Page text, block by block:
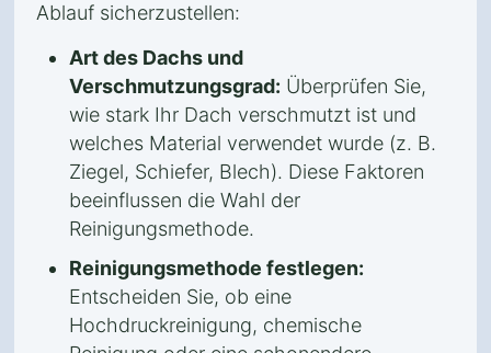
Ablauf sicherzustellen:
Art des Dachs und
Verschmutzungsgrad: Überprüfen Sie,
wie stark Ihr Dach verschmutzt ist und
welches Material verwendet wurde (z. B.
Ziegel, Schiefer, Blech). Diese Faktoren
beeinflussen die Wahl der
Reinigungsmethode.
Reinigungsmethode festlegen:
Entscheiden Sie, ob eine
Hochdruckreinigung, chemische